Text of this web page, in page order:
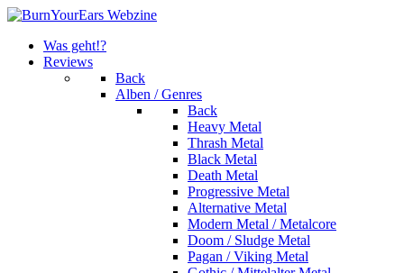
Was geht!?
Reviews
Back
Alben / Genres
Back
Heavy Metal
Thrash Metal
Black Metal
Death Metal
Progressive Metal
Alternative Metal
Modern Metal / Metalcore
Doom / Sludge Metal
Pagan / Viking Metal